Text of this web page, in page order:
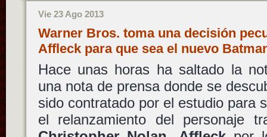
Vie 23 Ago 2013
Warner Bros. toma una decisión
Affleck para que sea el nuevo
Hace unas horas ha saltado la
una nota de prensa donde se
sido contratado por el estudio para
el relanzamiento del personaje